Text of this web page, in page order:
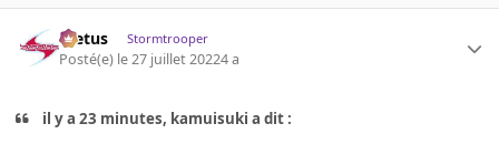
foetus Stormtrooper
Posté(e) le 27 juillet 20224 a
il y a 23 minutes, kamuisuki a dit :